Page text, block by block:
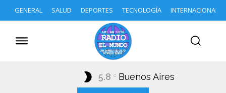
GENERAL SALUD DEPORTES TECNOLOGÍA INTERNACIONAL
5.8 C Buenos Aires